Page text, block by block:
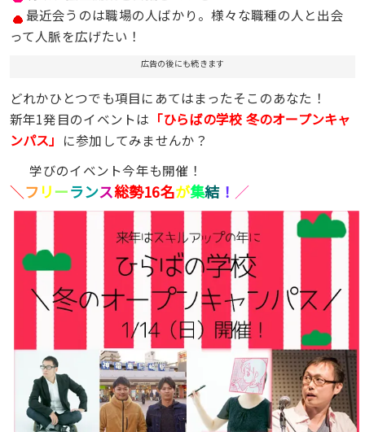
最近会うのは職場の人ばかり。様々な職種の人と出会
って人脈を広げたい！
広告の後にも続きます
どれかひとつでも項目にあてはまったそこのあなた！
新年1発目のイベントは 「ひらばの学校 冬のオープンキャ
ンパス」 に参加してみませんか？
学びのイベント今年も開催！
＼フリーランス総勢16名が集結！ ／